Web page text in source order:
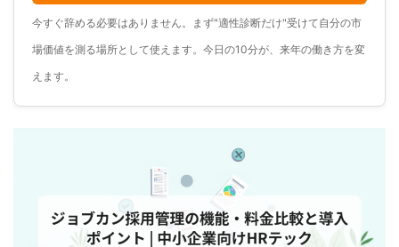
今すぐ辞める必要はありません。まず"適性診断だけ"受けて自分の市
場価値を測る場所として使えます。今日の10分が、来年の働き方を変
えます。